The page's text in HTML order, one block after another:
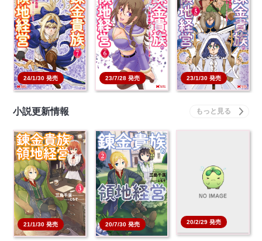
24/1/30 発売
錬金貴族の領地経営 7
【コミック】
本を買う
23/7/28 発売
錬金貴族の領地経営 6
【コミック】
本を買う
23/1/30 発売
錬金貴族の領地経営 5
【コミック】
本を買う
小説更新情報
21/1/30 発売 20/7/30 発売 20/2/29 発売